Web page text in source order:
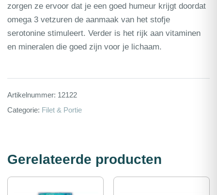
zorgen ze ervoor dat je een goed humeur krijgt doordat
omega 3 vetzuren de aanmaak van het stofje
serotonine stimuleert. Verder is het rijk aan vitaminen
en mineralen die goed zijn voor je lichaam.
Artikelnummer: 12122
Categorie: Filet & Portie
Gerelateerde producten